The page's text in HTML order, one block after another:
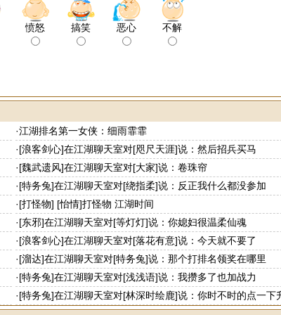
愤怒 搞笑 恶心 不解
·江湖排名第一女侠：细雨霏霏
·[浪客剑心]在江湖聊天室对[咫尺天涯]说：然后招兵买马
·[魏武遗风]在江湖聊天室对[大家]说：卷珠帘
·[特务兔]在江湖聊天室对[绕指柔]说：反正我什么都没参加
·[打怪物] [怡情]打怪物 江湖时间
·[东邪]在江湖聊天室对[等灯灯]说：你媳妇很温柔仙魂
·[浪客剑心]在江湖聊天室对[落花有意]说：今天就不要了
·[溜达]在江湖聊天室对[特务兔]说：那个打排名领奖在哪里
·[特务兔]在江湖聊天室对[浅浅语]说：我攒多了也加战力
·[特务兔]在江湖聊天室对[林深时绘鹿]说：你时不时的点一下